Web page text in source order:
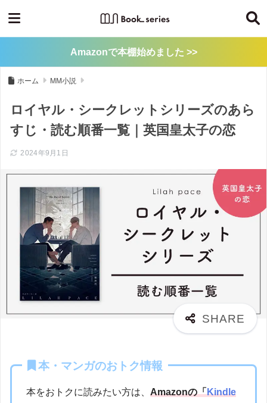
Amazonで本棚始めました >>
ホーム MM小説
ロイヤル・シークレットシリーズのあら
すじ・読む順番一覧｜英国皇太子の恋
2024年9月1日
本・マンガのおトク情報
本をおトクに読みたい方は、 Amazonの「Kindle